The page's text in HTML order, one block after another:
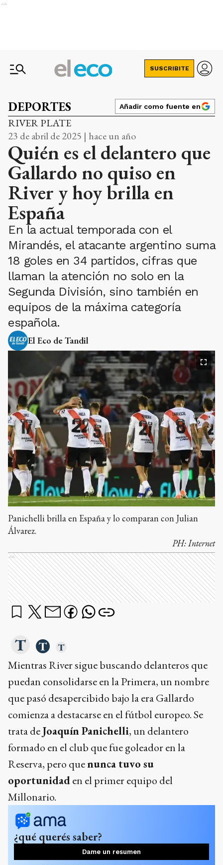
Ads
SUSCRIBITE
DEPORTES Añadir como fuente en
RIVER PLATE
23 de abril de 2025 | hace un año
Quién es el delantero que
Gallardo no quiso en
River y hoy brilla en
España
En la actual temporada con el
Mirandés, el atacante argentino suma
18 goles en 34 partidos, cifras que
llaman la atención no solo en la
Segunda División, sino también en
equipos de la máxima categoría
española.
El Eco de Tandil
Panichelli brilla en España y lo comparan con Julian
Álvarez.
PH:Internet
Ads
Mientras River sigue buscando delanteros que
puedan consolidarse en la Primera, un nombre
que pasó desapercibido bajo la era Gallardo
comienza a destacarse en el fútbol europeo. Se
trata deJoaquín Panichelli, un delantero
formado en el club que fue goleador en la
Reserva, pero quenunca tuvo su
oportunidaden el primer equipo del
Millonario.
¿qué querés saber?
Dame un resumen